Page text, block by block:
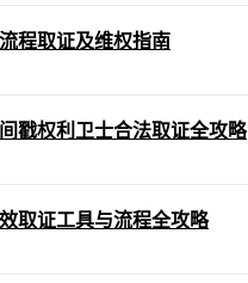
程取证及维权指南
戳权利卫士合法取证全攻略
取证工具与流程全攻略